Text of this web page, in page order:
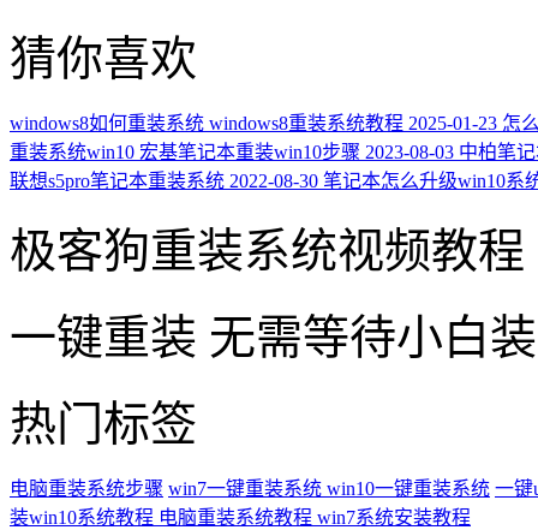
猜你喜欢
windows8如何重装系统 windows8重装系统教程 2025-01-23 怎
重装系统win10 宏基笔记本重装win10步骤 2023-08-03 中柏笔
联想s5pro笔记本重装系统 2022-08-30 笔记本怎么升级win10系
极客狗重装系统视频教程
一键重装 无需等待小白
热门标签
电脑重装系统步骤 win7一键重装系统 win10一键重装系统 一键
装win10系统教程 电脑重装系统教程 win7系统安装教程